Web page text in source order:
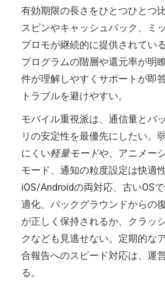
有効期限の長さをひとつひとつ
スピンやキャッシュバック、ミ
プロモが継続的に提供されてい
プログラムの階層や還元率が明
件が理解しやすくサポートが即
トラブルを避けやすい。
モバイル重視派は、通信量とバ
リの安定性を最優先にしたい。
にくい軽量モードや、アニメー
モード、通知の粒度設定は快適
iOS/Androidの両対応、古いOS
適化、バックグラウンドからの
が正しく保持されるか、クラッ
クなども見逃せない。定期的な
合報告へのスピード対応は、運
る。